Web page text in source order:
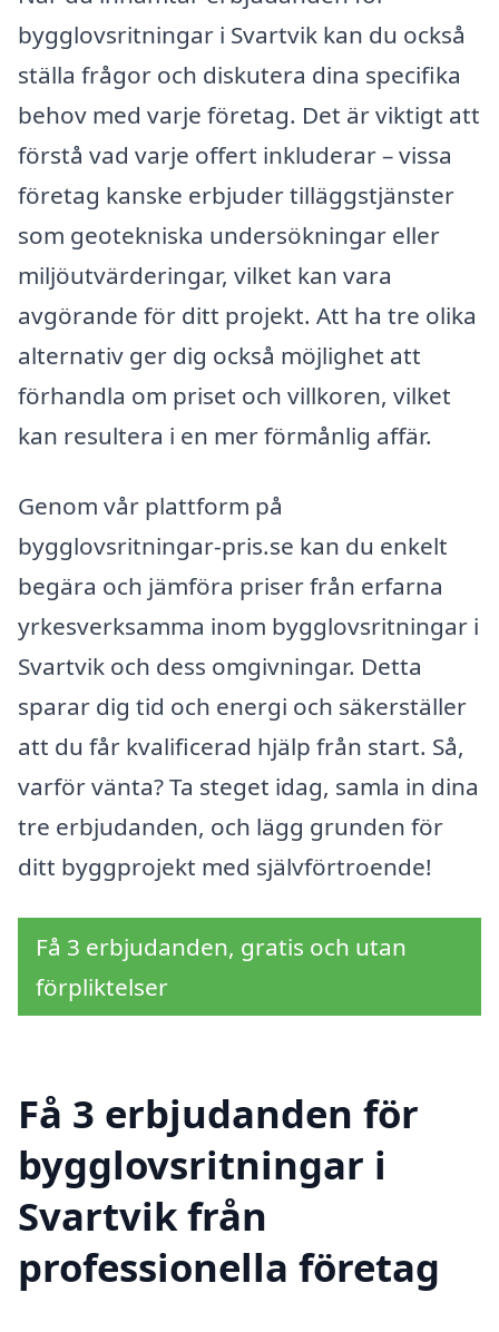
bygglovsritningar i Svartvik kan du också
ställa frågor och diskutera dina specifika
behov med varje företag. Det är viktigt att
förstå vad varje offert inkluderar – vissa
företag kanske erbjuder tilläggstjänster
som geotekniska undersökningar eller
miljöutvärderingar, vilket kan vara
avgörande för ditt projekt. Att ha tre olika
alternativ ger dig också möjlighet att
förhandla om priset och villkoren, vilket
kan resultera i en mer förmånlig affär.
Genom vår plattform på
bygglovsritningar-pris.se kan du enkelt
begära och jämföra priser från erfarna
yrkesverksamma inom bygglovsritningar i
Svartvik och dess omgivningar. Detta
sparar dig tid och energi och säkerställer
att du får kvalificerad hjälp från start. Så,
varför vänta? Ta steget idag, samla in dina
tre erbjudanden, och lägg grunden för
ditt byggprojekt med självförtroende!
Få 3 erbjudanden, gratis och utan
förpliktelser
Få 3 erbjudanden för
bygglovsritningar i
Svartvik från
professionella företag